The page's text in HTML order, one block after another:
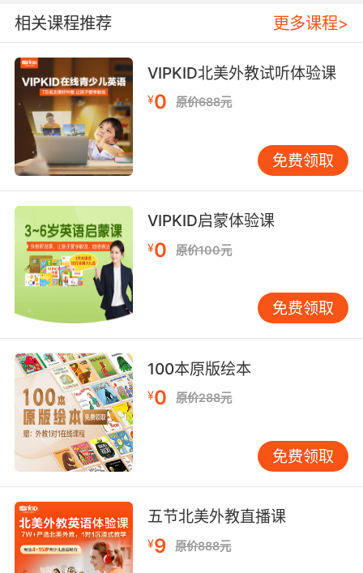
infrared for week.
还有 这个星期红外线传感器也没有发现
6. We might be able to use his infrared.
我们还可能用他的红外装置
7. Please stand by for infrared bio scan.
8. All right, so I got four infrared bodies.
好 红外线显示有四个人
9. At night, the remote cameras switch to
夜里 远程摄像机切换为红外线拍摄
10. The cameras have infrared so we can see
at all times.
我们有红外线镜头可以随时看到你的情况
相关课程推荐 更多课程>
VIPKID北美外教试听体验课
¥0 原价688元
免费领取
VIPKID启蒙体验课
¥0 原价100元
免费领取
100本原版绘本
¥0 原价288元
免费领取
五节北美外教直播课
¥9 原价888元